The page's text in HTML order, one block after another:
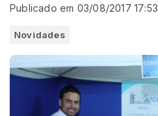
Publicado em 03/08/2017 17:53
Novidades